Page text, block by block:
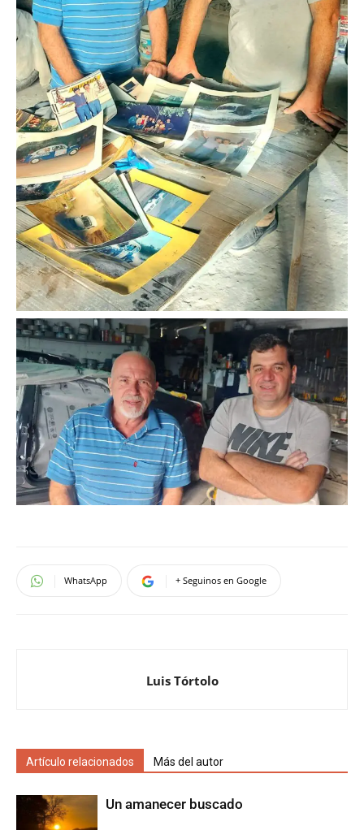
WhatsApp + Seguinos en Google
Luis Tórtolo
Artículo relacionados Más del autor
Un amanecer buscado